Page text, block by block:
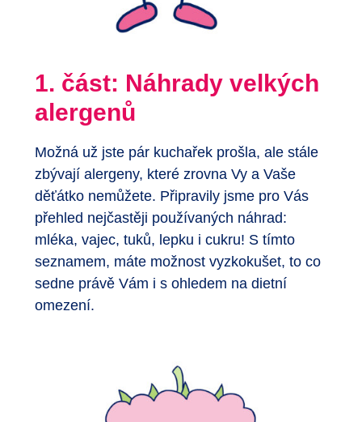
1. část: Náhrady velkých
alergenů
Možná už jste pár kuchařek prošla, ale stále
zbývají alergeny, které zrovna Vy a Vaše
děťátko nemůžete. Připravily jsme pro Vás
přehled nejčastěji používaných náhrad:
mléka, vajec, tuků, lepku i cukru! S tímto
seznamem, máte možnost vyzkokušet, to co
sedne právě Vám i s ohledem na dietní
omezení.